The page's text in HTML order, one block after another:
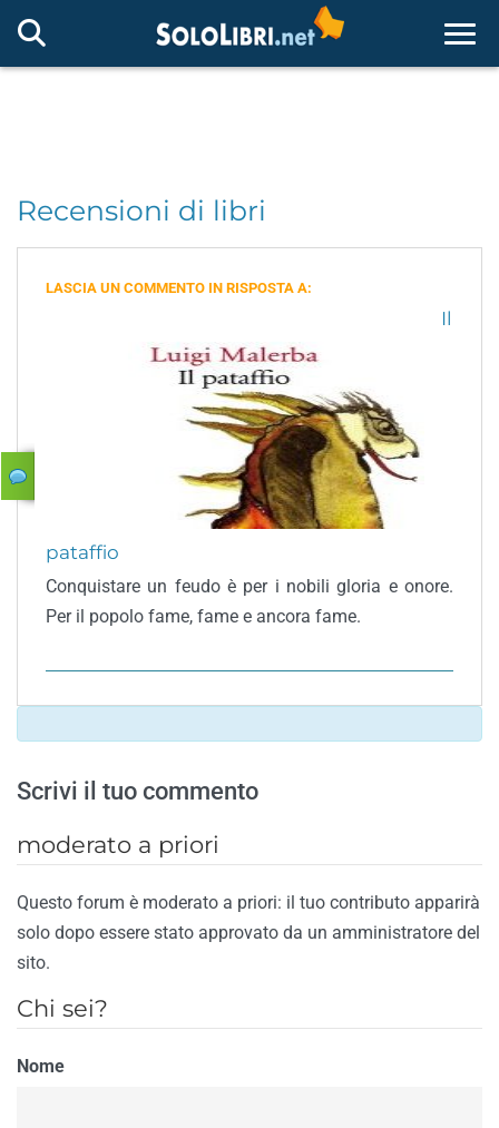
Recensioni di libri
LASCIA UN COMMENTO IN RISPOSTA A:
Il
pataffio
Conquistare un feudo è per i nobili gloria e onore.
Per il popolo fame, fame e ancora fame.
Scrivi il tuo commento
moderato a priori
Questo forum è moderato a priori: il tuo contributo apparirà
solo dopo essere stato approvato da un amministratore del
sito.
Chi sei?
Nome